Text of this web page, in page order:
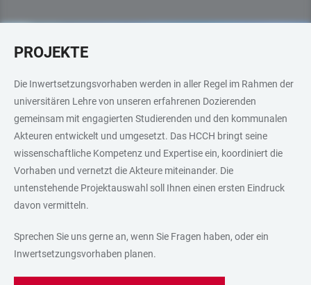
PROJEKTE
Die Inwertsetzungsvorhaben werden in aller Regel im Rahmen der
universitären Lehre von unseren erfahrenen Dozierenden
gemeinsam mit engagierten Studierenden und den kommunalen
Akteuren entwickelt und umgesetzt. Das HCCH bringt seine
wissenschaftliche Kompetenz und Expertise ein, koordiniert die
Vorhaben und vernetzt die Akteure miteinander. Die
untenstehende Projektauswahl soll Ihnen einen ersten Eindruck
davon vermitteln.
Sprechen Sie uns gerne an, wenn Sie Fragen haben, oder ein
Inwertsetzungsvorhaben planen.